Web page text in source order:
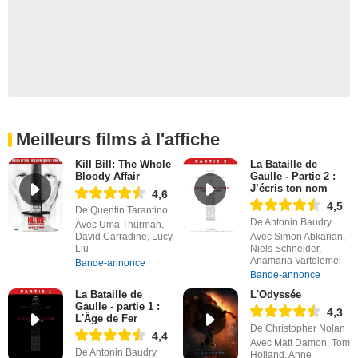
Meilleurs films à l'affiche
Kill Bill: The Whole
Bloody Affair
4,6
De Quentin Tarantino
Avec Uma Thurman,
David Carradine, Lucy
Liu
Bande-annonce
La Bataille de
Gaulle - Partie 2 :
J’écris ton nom
4,5
De Antonin Baudry
Avec Simon Abkarian,
Niels Schneider,
Anamaria Vartolomei
Bande-annonce
La Bataille de
Gaulle - partie 1 :
L'Âge de Fer
4,4
De Antonin Baudry
L'Odyssée
4,3
De Christopher Nolan
Avec Matt Damon, Tom
Holland, Anne